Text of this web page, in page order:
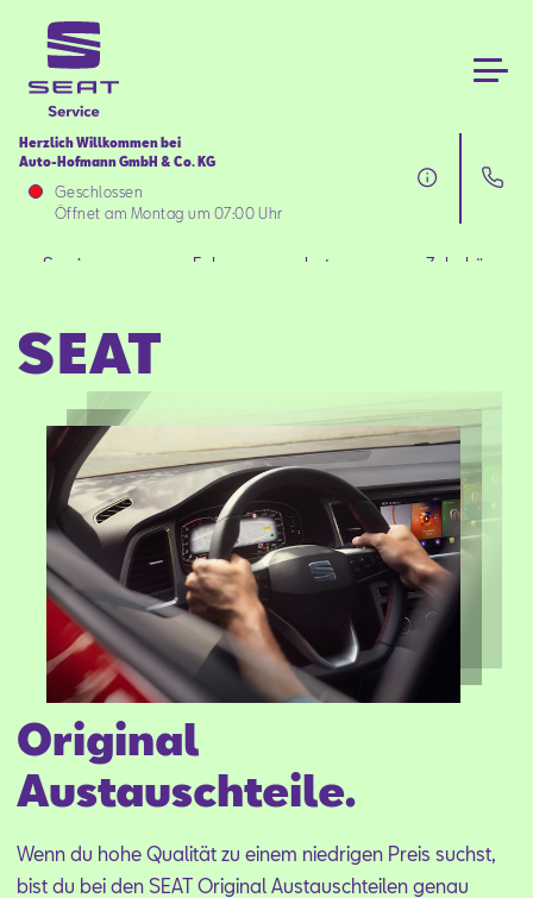
Herzlich Willkommen bei
Auto-Hofmann GmbH & Co. KG
Geschlossen
Öffnet am Montag um 07:00 Uhr
Services
Fahrzeugangebote
Zubehör
Über uns
Aktionen
Services Fahrzeugangebote Zubehör
SEAT
Original
Austauschteile.
Wenn du hohe Qua­li­tät zu ei­nem nied­ri­gen Preis suchst,
bist du bei den SEAT Ori­gi­nal Aus­tausch­tei­len ge­nau